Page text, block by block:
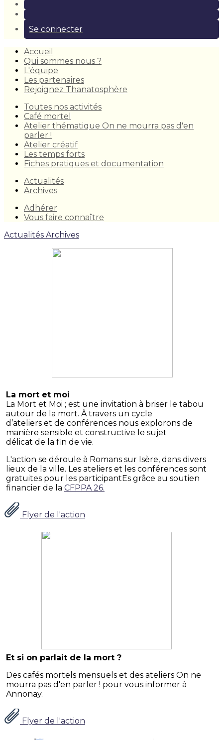
Se connecter
Accueil
Qui sommes nous ?
L'équipe
Les partenaires
Rejoignez Thanatosphère
Toutes nos activités
Café mortel
Atelier thématique On ne mourra pas d'en
parler !
Atelier créatif
Les temps forts
Fiches pratiques et documentation
Actualités
Archives
Adhérer
Vous faire connaître
Actualités Archives
La mort et moi
La Mort et Moi ; est une invitation à briser le tabou
autour de la mort. À travers un cycle
d’ateliers et de conférences nous explorons de
manière sensible et constructive le sujet
délicat de la fin de vie.
L'action se déroule à Romans sur Isère, dans divers
lieux de la ville. Les ateliers et les conférences sont
gratuites pour les participantEs grâce au soutien
financier de la CFPPA 26.
Flyer de l'action
Et si on parlait de la mort ?
Des cafés mortels mensuels et des ateliers On ne
mourra pas d'en parler ! pour vous informer à
Annonay.
Flyer de l'action